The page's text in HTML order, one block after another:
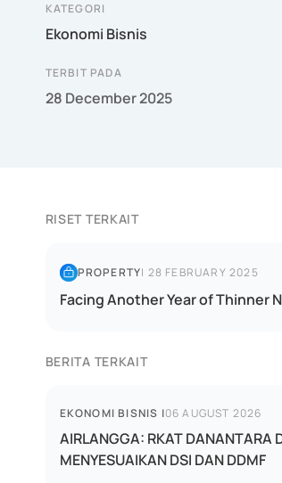
KATEGORI
Ekonomi Bisnis
TERBIT PADA
28 December 2025
RISET TERKAIT
PROPERTY| 28 FEBRUARY 2025
Facing Another Year of Thinner
BERITA TERKAIT
EKONOMI BISNIS |06 AUGUST 2026
AIRLANGGA: RKAT DANANTARA
MENYESUAIKAN DSI DAN DDMF